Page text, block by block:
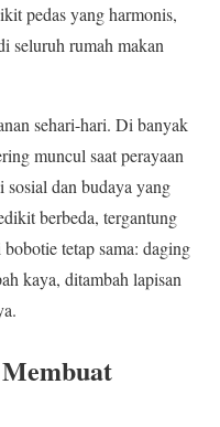
pedas yang harmonis,
seluruh rumah makan
sehari-hari. Di banyak
muncul saat perayaan
sosial dan budaya yang
berbeda, tergantung
tetap sama: daging
kaya, ditambah lapisan